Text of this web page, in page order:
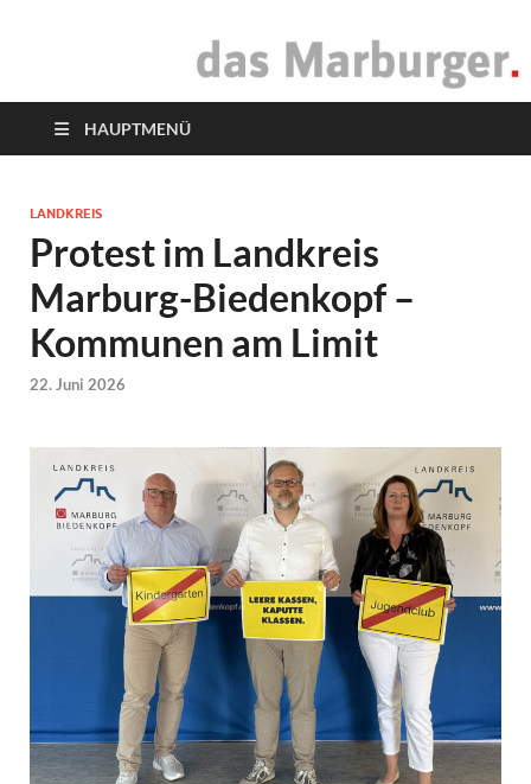
das Marburger.
HAUPTMENÜ
LANDKREIS
Protest im Landkreis
Marburg-Biedenkopf –
Kommunen am Limit
22. Juni 2026